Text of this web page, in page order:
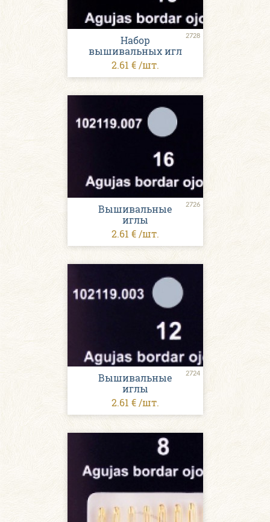
2728
Набор
вышивальных игл
2.61 € /шт.
2726
Вышивальные
иглы
2.61 € /шт.
2724
Вышивальные
иглы
2.61 € /шт.